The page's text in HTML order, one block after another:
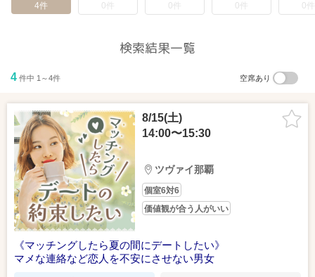
4件
0件
0件
0件
0件
検索結果一覧
4 件中 1～4件 空席あり
8/15(土)
14:00〜15:30
ツヴァイ那覇
個室6対6
価値観が合う人がいい
《マッチングしたら夏の間にデートしたい》
マメな連絡など恋人を不安にさせない男女